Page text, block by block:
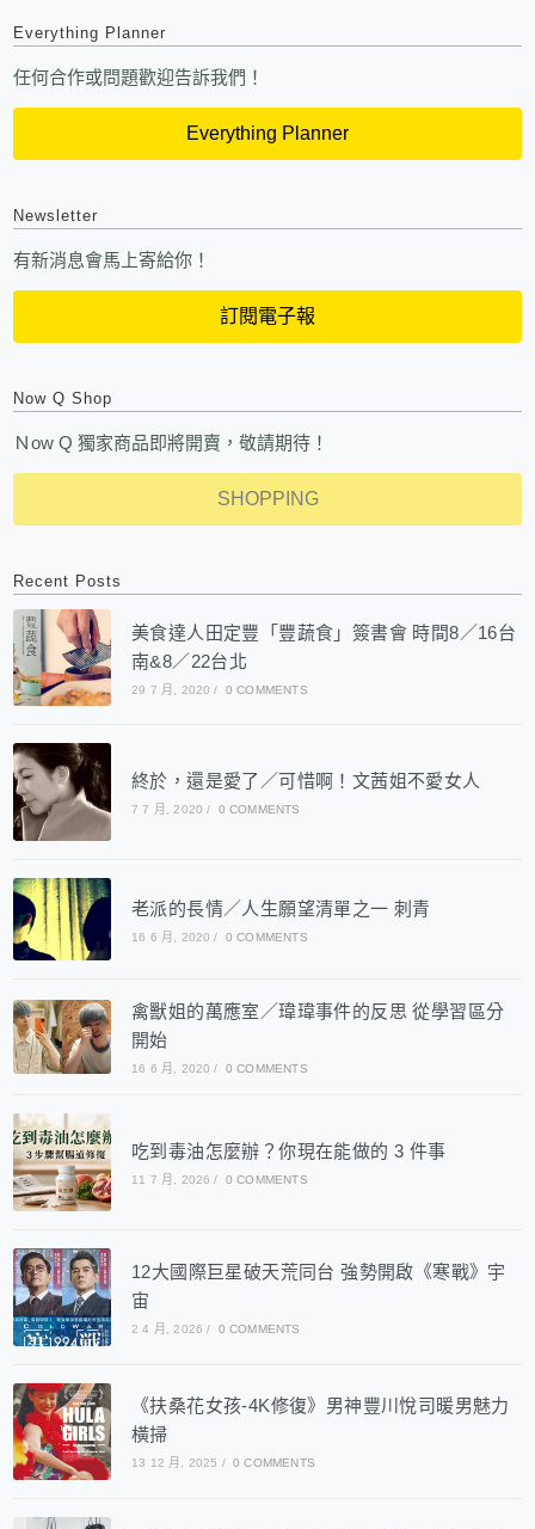
Everything Planner
任何合作或問題歡迎告訴我們！
Everything Planner
Newsletter
有新消息會馬上寄給你！
訂閱電子報
Now Q Shop
Ｎow Q 獨家商品即將開賣，敬請期待！
SHOPPING
Recent Posts
美食達人田定豐「豐蔬食」簽書會 時間8／16台
南&8／22台北
29 7 月, 2020 / 0 COMMENTS
終於，還是愛了／可惜啊！文茜姐不愛女人
7 7 月, 2020 / 0 COMMENTS
老派的長情／人生願望清單之一 刺青
16 6 月, 2020 / 0 COMMENTS
禽獸姐的萬應室／瑋瑋事件的反思 從學習區分
開始
16 6 月, 2020 / 0 COMMENTS
吃到毒油怎麼辦？你現在能做的 3 件事
11 7 月, 2026 / 0 COMMENTS
12大國際巨星破天荒同台 強勢開啟《寒戰》宇
宙
2 4 月, 2026 / 0 COMMENTS
《扶桑花女孩-4K修復》男神豐川悅司暖男魅力
橫掃
13 12 月, 2025 / 0 COMMENTS